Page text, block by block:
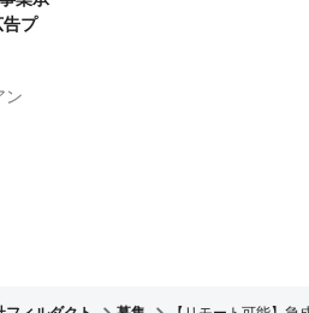
プ
ン